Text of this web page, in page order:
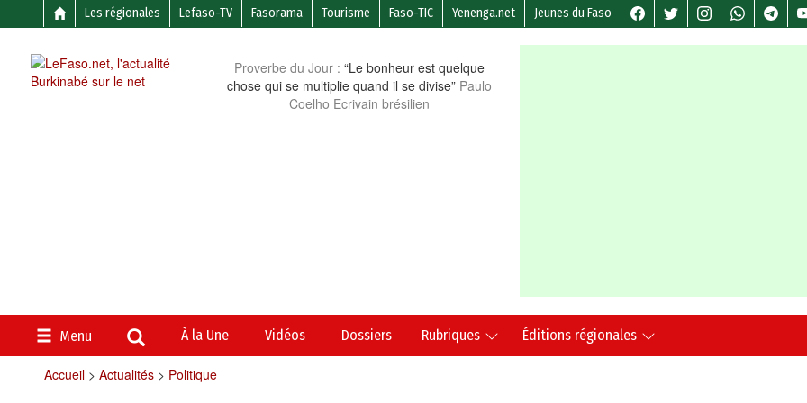
Les régionales Lefaso-TV Fasorama Tourisme Faso-TIC Yenenga.net Jeunes du Faso
Proverbe du Jour : “Le bonheur est quelque
chose qui se multiplie quand il se divise” Paulo
Coelho Ecrivain brésilien
Menu À la Une Vidéos Dossiers Rubriques Éditions régionales
Accueil> Actualités> Politique